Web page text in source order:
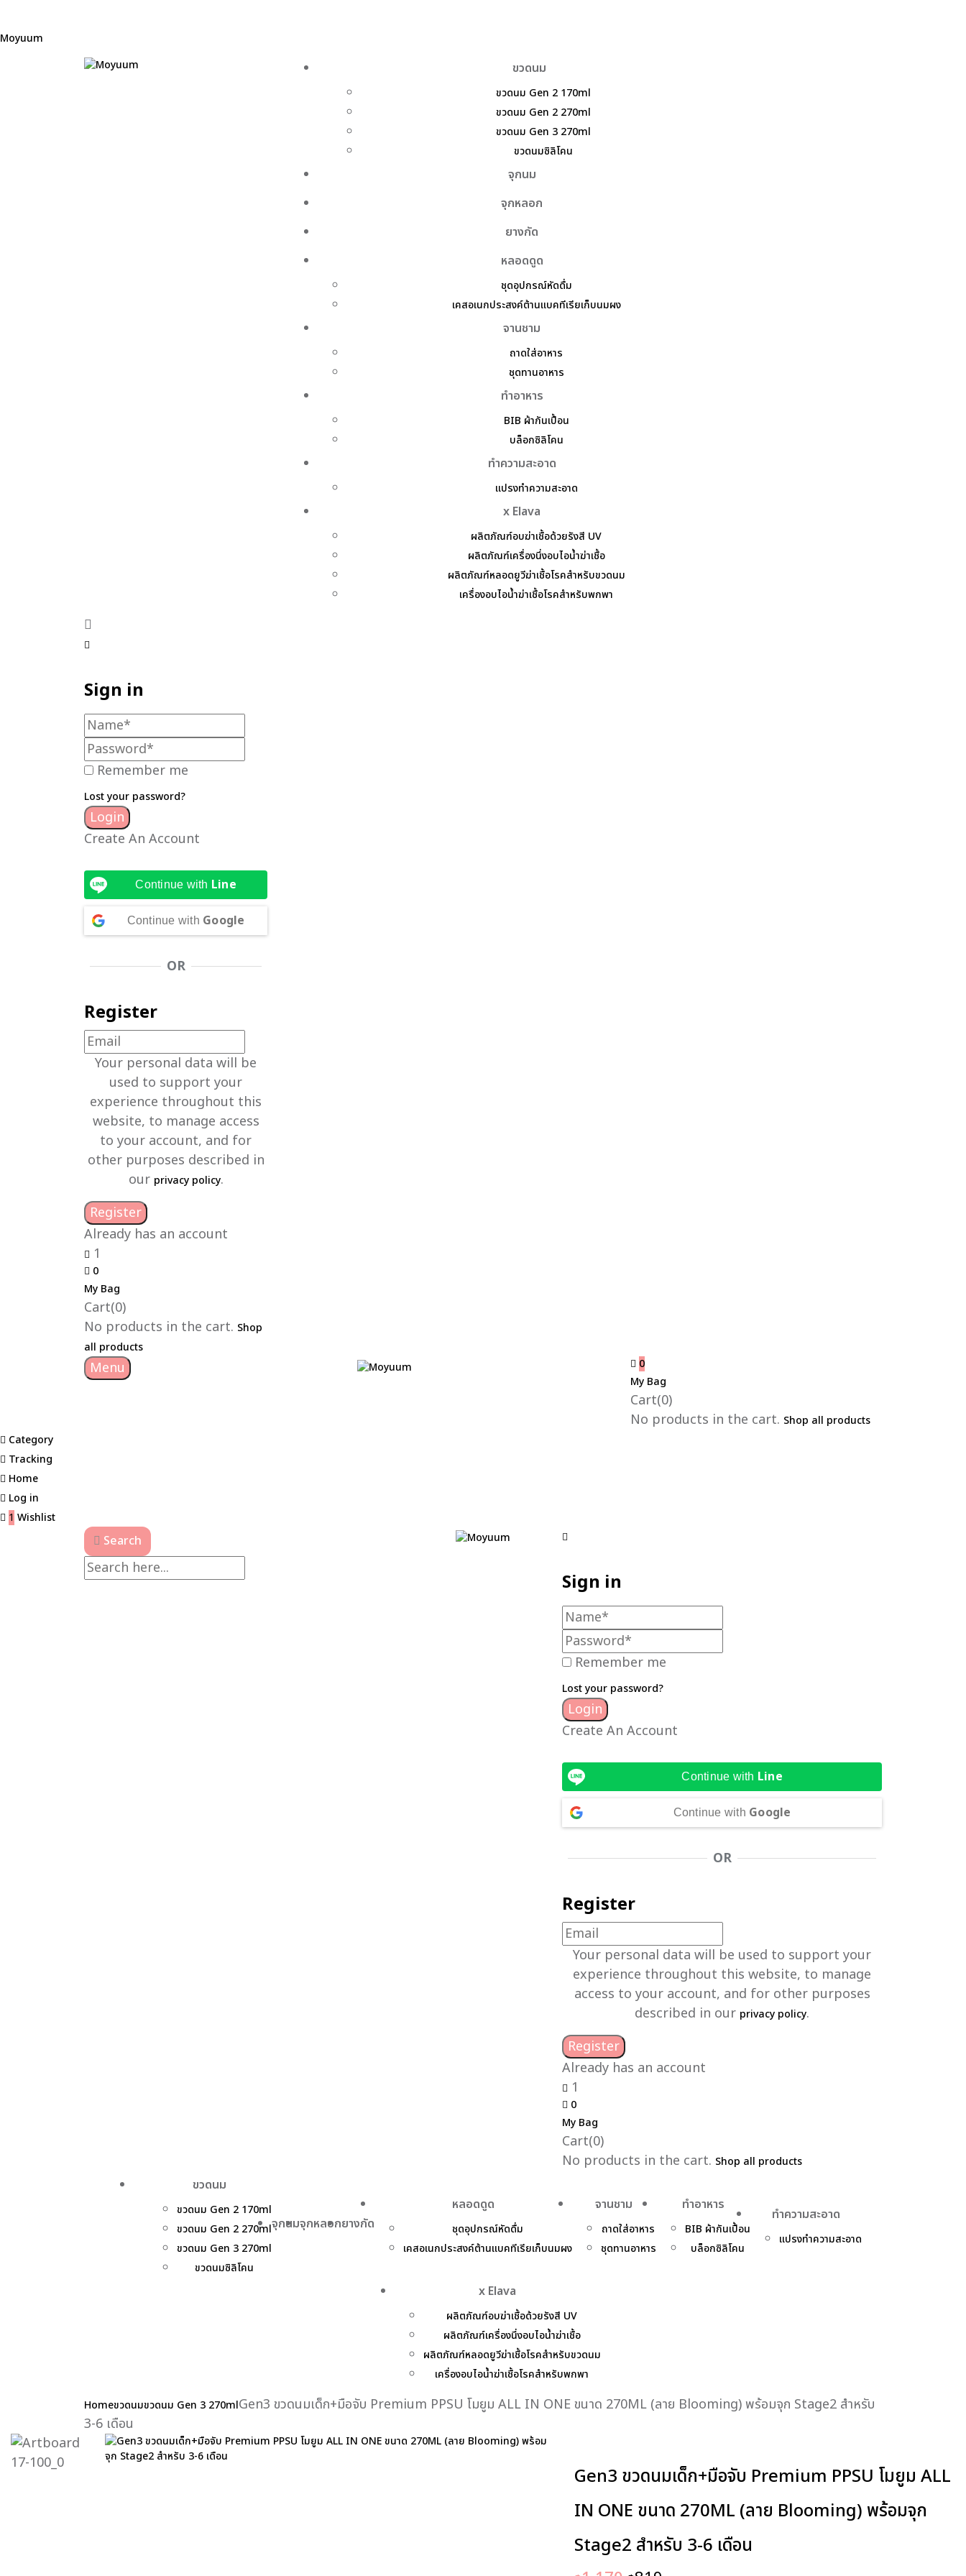
Moyuum
ขวดนม
ขวดนม Gen 2 170ml
ขวดนม Gen 2 270ml
ขวดนม Gen 3 270ml
ขวดนมซิลิโคน
จุกนม
จุกหลอก
ยางกัด
หลอดดูด
ชุดอุปกรณ์หัดดื่ม
เคสอเนกประสงค์ต้านแบคทีเรียเก็บนมผง
จานชาม
ถาดใส่อาหาร
ชุดทานอาหาร
ทำอาหาร
BIB ผ้ากันเปื้อน
บล็อกซิลิโคน
ทำความสะอาด
แปรงทำความสะอาด
x Elava
ผลิตภัณฑ์อบฆ่าเชื้อด้วยรังสี UV
ผลิตภัณฑ์เครื่องนึ่งอบไอน้ำฆ่าเชื้อ
ผลิตภัณฑ์หลอดยูวีฆ่าเชื้อโรคสำหรับขวดนม
เครื่องอบไอน้ำฆ่าเชื้อโรคสำหรับพกพา
Sign in
Remember me
Lost your password?
Create An Account
Continue with Line
Continue with Google
OR
Register
Your personal data will be
used to support your
experience throughout this
website, to manage access
to your account, and for
other purposes described in
our privacy policy.
Already has an account
1
0
My Bag
Cart(0)
No products in the cart. Shop
all products
Menu
0
My Bag
Cart(0)
No products in the cart. Shop all products
Category
Tracking
Home
Log in
1 Wishlist
Search
Sign in
Remember me
Lost your password?
Create An Account
Continue with Line
Continue with Google
OR
Register
Your personal data will be used to support your
experience throughout this website, to manage
access to your account, and for other purposes
described in our privacy policy.
Already has an account
1
0
My Bag
Cart(0)
No products in the cart. Shop all products
ขวดนม
ขวดนม Gen 2 170ml
ขวดนม Gen 2 270ml
ขวดนม Gen 3 270ml
ขวดนมซิลิโคน
จุกนมจุกหลอกยางกัด
หลอดดูด
ชุดอุปกรณ์หัดดื่ม
เคสอเนกประสงค์ต้านแบคทีเรียเก็บนมผง
จานชาม
ถาดใส่อาหาร
ชุดทานอาหาร
ทำอาหาร
BIB ผ้ากันเปื้อน
บล็อกซิลิโคน
ทำความสะอาด
แปรงทำความสะอาด
x Elava
ผลิตภัณฑ์อบฆ่าเชื้อด้วยรังสี UV
ผลิตภัณฑ์เครื่องนึ่งอบไอน้ำฆ่าเชื้อ
ผลิตภัณฑ์หลอดยูวีฆ่าเชื้อโรคสำหรับขวดนม
เครื่องอบไอน้ำฆ่าเชื้อโรคสำหรับพกพา
Homeขวดนมขวดนม Gen 3 270mlGen3 ขวดนมเด็ก+มือจับ Premium PPSU โมยูม ALL IN ONE ขนาด 270ML (ลาย Blooming) พร้อมจุก Stage2 สำหรับ
3-6 เดือน
Gen3 ขวดนมเด็ก+มือจับ Premium PPSU โมยูม ALL
IN ONE ขนาด 270ML (ลาย Blooming) พร้อมจุก
Stage2 สำหรับ 3-6 เดือน